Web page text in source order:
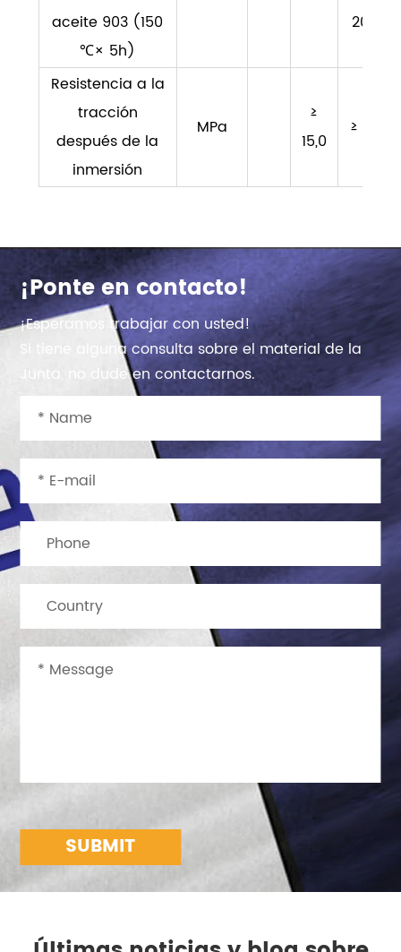
aceite 903 (150
℃× 5h)
20
Resistencia a la
tracción
después de la
inmersión
MPa
≥
15,0
≥ 7
¡Ponte en contacto!
¡Esperamos trabajar con usted!
Si tiene alguna consulta sobre el material de la
Junta, no dude en contactarnos.
SUBMIT